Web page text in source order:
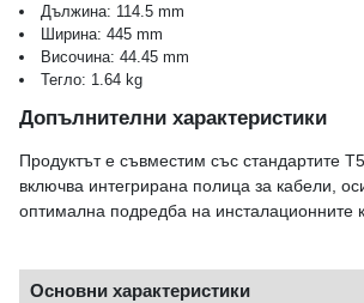
Дължина: 114.5 mm
Ширина: 445 mm
Височина: 44.45 mm
Тегло: 1.64 kg
Допълнителни характеристики
Продуктът е съвместим със стандартите
включва интегрирана полица за кабели,
оптимална подредба на инсталационните
Основни характеристики